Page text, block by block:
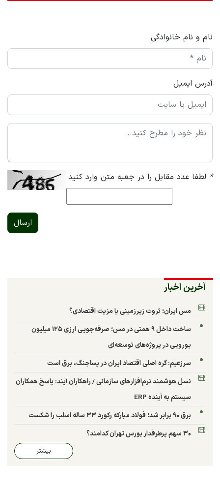
نام و نام خانوادگی
آدرس ایمیل
* لطفا عدد مقابل را در جعبه متن وارد کنید
ارسال
آخرین اخبار
مس ایران؛ ثروت زیرزمینی یا مزیت اقتصادی؟
ساخت داخل ۹ همتی در مس؛ صرفه‌جویی ارزی ۱۲۵ میلیون
یورویی در پروژه‌های توسعه‌ای
سرزعیم: گره اصلی اقتصاد ایران در پساجنگ، برق است
نسل هوشمند نرم‌افزارهای سازمانی / راهکاران آیند: پاسخ همکاران
سیستم به آینده ERP
برق ۹۰ برابر شد؛ فولاد مبارکه رکورد ۳۳ ساله اسلب را شکست
۳۰ سهم پرطرفدار بورس تهران کدامند؟
بیشتر